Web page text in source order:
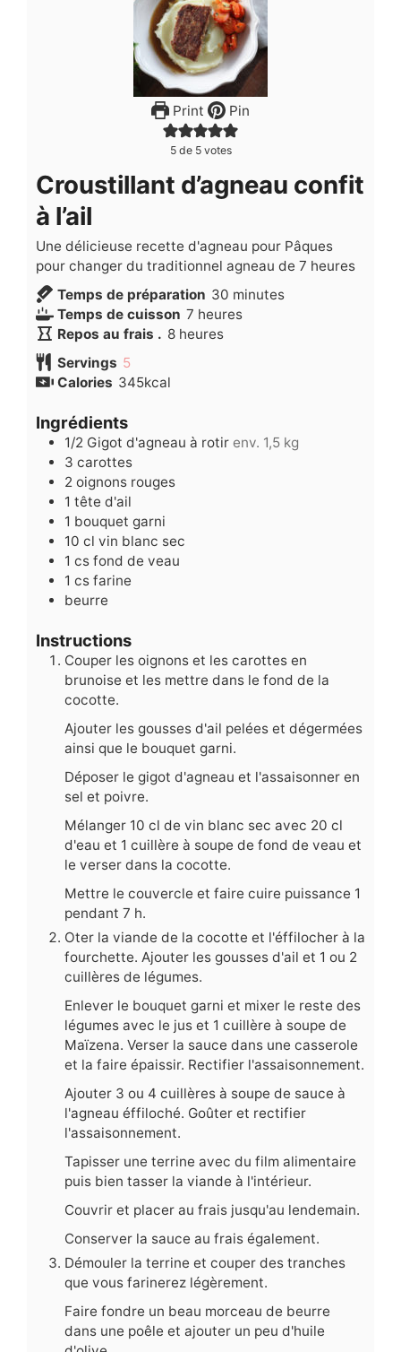
Print Pin
5de 5votes
Croustillant d’agneau confit
à l’ail
Une délicieuse recette d'agneau pour Pâques
pour changer du traditionnel agneau de 7 heures
Temps de préparation 30minutes
minutes
Temps de cuisson 7heures
heures
Repos au frais . 8heures
heures
Servings 5
Calories 345kcal
Ingrédients
1/2 Gigot d'agneau à rotir env. 1,5 kg
3 carottes
2 oignons rouges
1 tête d'ail
1 bouquet garni
10 cl vin blanc sec
1 cs fond de veau
1 cs farine
beurre
Instructions
Couper les oignons et les carottes en
brunoise et les mettre dans le fond de la
cocotte.
Ajouter les gousses d'ail pelées et dégermées
ainsi que le bouquet garni.
Déposer le gigot d'agneau et l'assaisonner en
sel et poivre.
Mélanger 10 cl de vin blanc sec avec 20 cl
d'eau et 1 cuillère à soupe de fond de veau et
le verser dans la cocotte.
Mettre le couvercle et faire cuire puissance 1
pendant 7 h.
Oter la viande de la cocotte et l'éffilocher à la
fourchette. Ajouter les gousses d'ail et 1 ou 2
cuillères de légumes.
Enlever le bouquet garni et mixer le reste des
légumes avec le jus et 1 cuillère à soupe de
Maïzena. Verser la sauce dans une casserole
et la faire épaissir. Rectifier l'assaisonnement.
Ajouter 3 ou 4 cuillères à soupe de sauce à
l'agneau éffiloché. Goûter et rectifier
l'assaisonnement.
Tapisser une terrine avec du film alimentaire
puis bien tasser la viande à l'intérieur.
Couvrir et placer au frais jusqu'au lendemain.
Conserver la sauce au frais également.
Démouler la terrine et couper des tranches
que vous farinerez légèrement.
Faire fondre un beau morceau de beurre
dans une poêle et ajouter un peu d'huile